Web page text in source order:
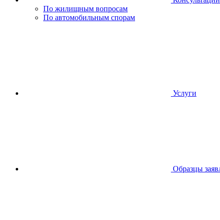
По жилищным вопросам
По автомобильным спорам
Услуги
Образцы